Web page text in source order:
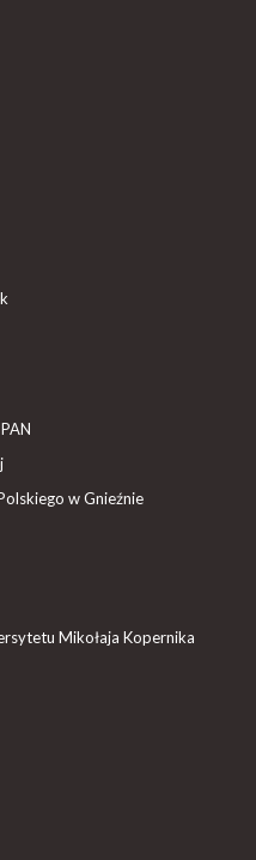
w Gnieźnie
Mikołaja Kopernika